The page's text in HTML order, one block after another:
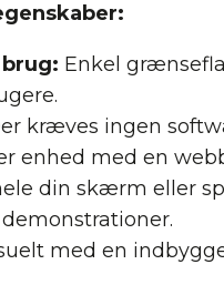
Enkel
kræves ingen
enhed med en
din skærm eller
med en